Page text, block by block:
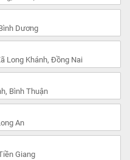
Dương
Long Khánh, Đồng Nai
Bình Thuận
An
Giang